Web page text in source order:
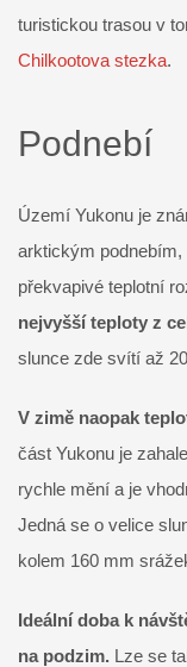
turistickou trasou v
Chilkootova stezka.
Podnebí
Území Yukonu je
arktickým podnebím,
překvapivé teplotní
nejvyšší teploty z
slunce zde svítí až
V zimě naopak
část Yukonu je
rychle mění a je
Jedná se o velice
kolem 160 mm
Ideální doba k
na podzim. Lze se